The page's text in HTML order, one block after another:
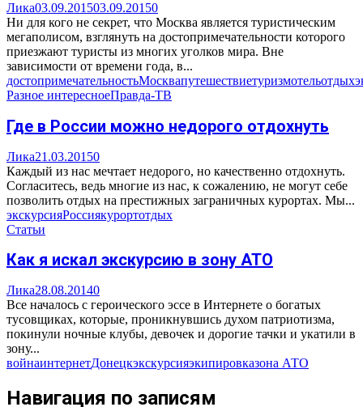
Лика03.09.201503.09.20150
Ни для кого не секрет, что Москва является туристическим
мегаполисом, взглянуть на достопримечательности которого
приезжают туристы из многих уголков мира. Вне
зависимости от времени года, в...
достопримечательностьМосквапутешествиетуризмотельотдых
Разное интересноеПравда-ТВ
Где в России можно недорого отдохнуть
Лика21.03.20150
Каждый из нас мечтает недорого, но качественно отдохнуть.
Согласитесь, ведь многие из нас, к сожалению, не могут себе
позволить отдых на престижных заграничных курортах. Мы...
экскурсияРоссиякурортотдых
Статьи
Как я искал экскурсию в зону АТО
Лика28.08.20140
Все началось с героического эссе в Интернете о богатых
тусовщиках, которые, проникнувшись духом патриотизма,
покинули ночные клубы, девочек и дорогие тачки и укатили в
зону...
войнаинтернетДонецкэкскурсияэкипировказона АТО
Навигация по записям